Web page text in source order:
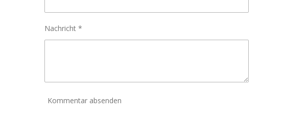
Nachricht *
Kommentar absenden